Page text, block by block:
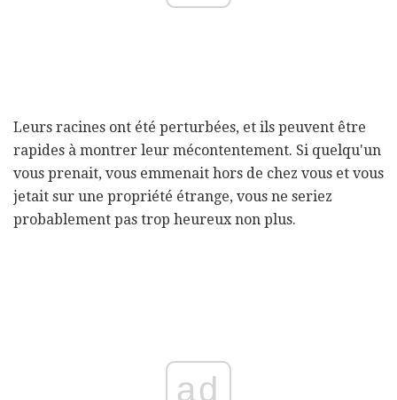
Leurs racines ont été perturbées, et ils peuvent être
rapides à montrer leur mécontentement. Si quelqu'un
vous prenait, vous emmenait hors de chez vous et vous
jetait sur une propriété étrange, vous ne seriez
probablement pas trop heureux non plus.
ad